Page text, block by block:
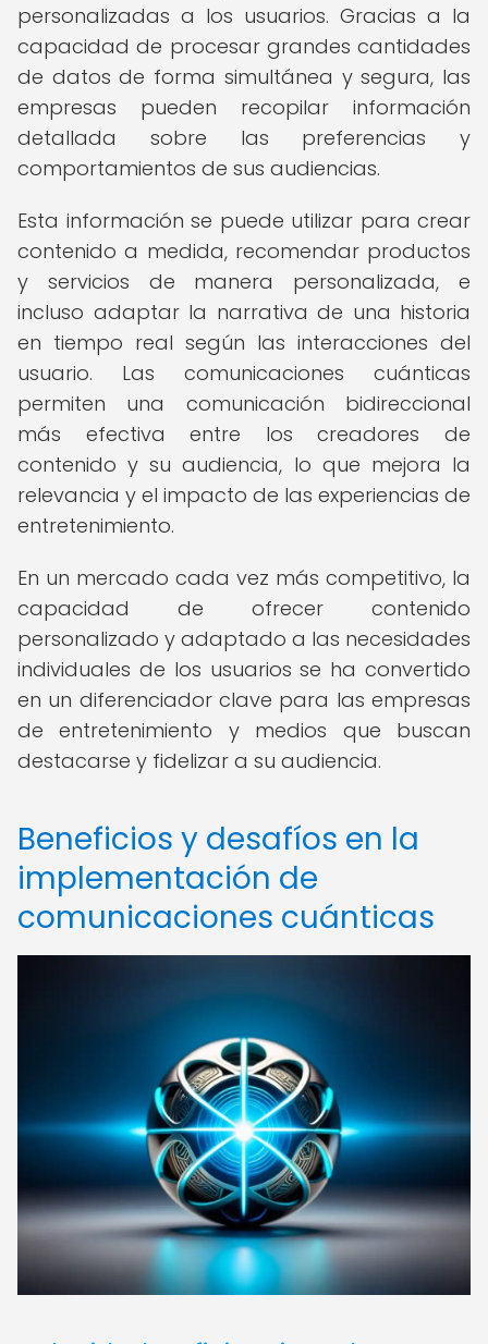
personalizadas a los usuarios. Gracias a la
capacidad de procesar grandes cantidades
de datos de forma simultánea y segura, las
empresas pueden recopilar información
detallada sobre las preferencias y
comportamientos de sus audiencias.
Esta información se puede utilizar para crear
contenido a medida, recomendar productos
y servicios de manera personalizada, e
incluso adaptar la narrativa de una historia
en tiempo real según las interacciones del
usuario. Las comunicaciones cuánticas
permiten una comunicación bidireccional
más efectiva entre los creadores de
contenido y su audiencia, lo que mejora la
relevancia y el impacto de las experiencias de
entretenimiento.
En un mercado cada vez más competitivo, la
capacidad de ofrecer contenido
personalizado y adaptado a las necesidades
individuales de los usuarios se ha convertido
en un diferenciador clave para las empresas
de entretenimiento y medios que buscan
destacarse y fidelizar a su audiencia.
Beneficios y desafíos en la
implementación de
comunicaciones cuánticas